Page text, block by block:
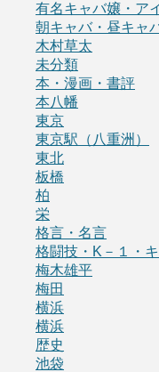
有名キャバ嬢・ア
朝キャバ・昼キャ
木村草太
未分類
本・漫画・書評
本八幡
東京
東京駅（八重洲）
東北
板橋
柏
栄
格言・名言
格闘技・K－１・
梅木雄平
梅田
横浜
横浜
歴史
池袋